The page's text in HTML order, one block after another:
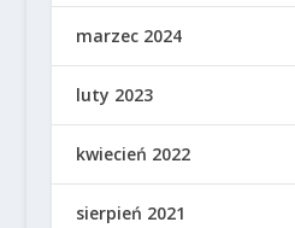
marzec 2024
luty 2023
kwiecień 2022
sierpień 2021